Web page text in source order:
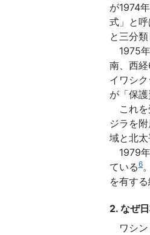
が1974
式」と
と三分
1975年
南、西
イワシ
が「保
これを
ジラを
域と北太
1979年
ている6
を有す
2. なぜ
ワシン